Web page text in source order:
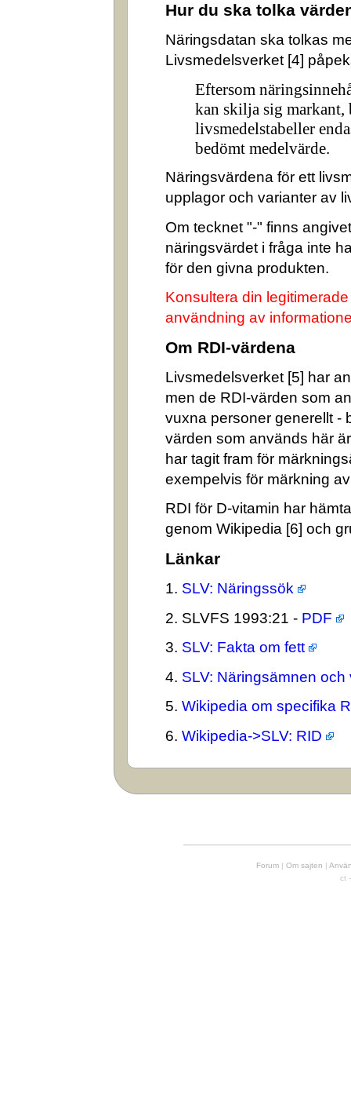
Hur du ska tolka
Näringsdatan ska tolkas
Livsmedelsverket [4]
Eftersom
kan skilja sig markant,
livsmedelstabeller
bedömt medelvärde.
Näringsvärdena för ett
upplagor och varianter av
Om tecknet "-" finns
näringsvärdet i fråga inte
för den givna produkten.
Konsultera din
användning av
Om RDI-värdena
Livsmedelsverket [5] har
men de RDI-värden som
vuxna personer generellt -
värden som används här
har tagit fram för
exempelvis för märkning
RDI för D-vitamin har
genom Wikipedia [6] och
Länkar
1. SLV: Näringssök
2. SLVFS 1993:21 - PDF
3. SLV: Fakta om fett
4. SLV: Näringsämnen och
5. Wikipedia om specifika
6. Wikipedia->SLV: RID
Forum | Om sajten |
ct